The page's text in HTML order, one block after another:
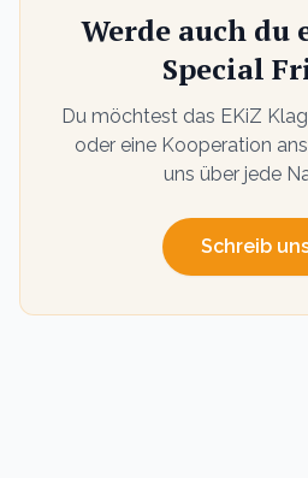
Werde auch du
Special
Du möchtest das EKiZ
oder eine Kooperation
uns über jede
Schreib